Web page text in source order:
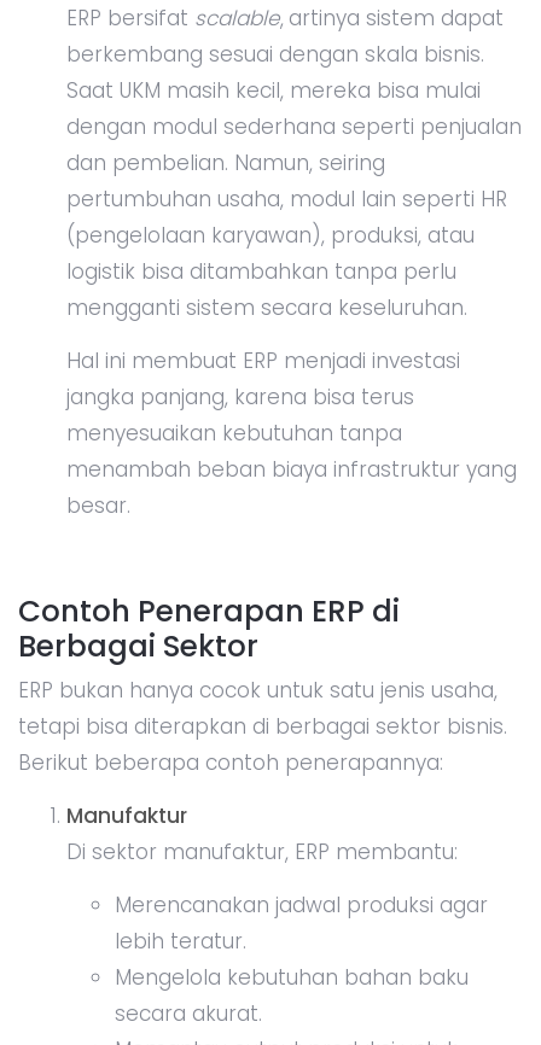
ERP bersifat scalable, artinya sistem dapat
berkembang sesuai dengan skala bisnis.
Saat UKM masih kecil, mereka bisa mulai
dengan modul sederhana seperti penjualan
dan pembelian. Namun, seiring
pertumbuhan usaha, modul lain seperti HR
(pengelolaan karyawan), produksi, atau
logistik bisa ditambahkan tanpa perlu
mengganti sistem secara keseluruhan.
Hal ini membuat ERP menjadi investasi
jangka panjang, karena bisa terus
menyesuaikan kebutuhan tanpa
menambah beban biaya infrastruktur yang
besar.
Contoh Penerapan ERP di
Berbagai Sektor
ERP bukan hanya cocok untuk satu jenis usaha,
tetapi bisa diterapkan di berbagai sektor bisnis.
Berikut beberapa contoh penerapannya:
Manufaktur
Di sektor manufaktur, ERP membantu:
Merencanakan jadwal produksi agar
lebih teratur.
Mengelola kebutuhan bahan baku
secara akurat.